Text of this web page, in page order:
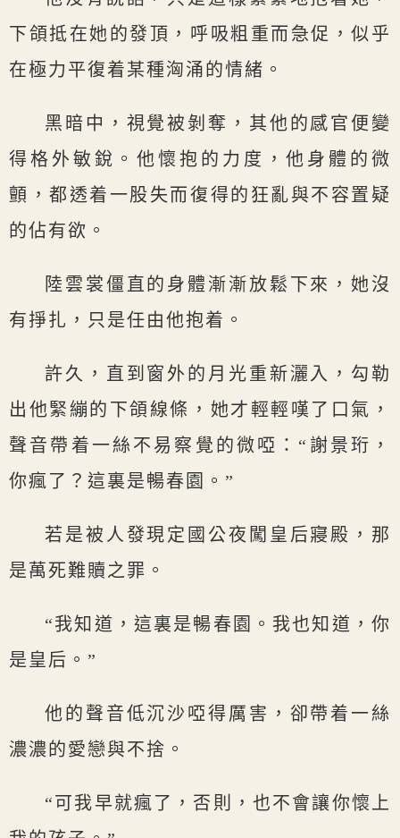
下頜抵在她的發頂，呼吸粗重而急促，似乎
在極力平復着某種洶涌的情緒。
黑暗中，視覺被剝奪，其他的感官便變
得格外敏銳。他懷抱的力度，他身體的微
顫，都透着一股失而復得的狂亂與不容置疑
的佔有欲。
陸雲裳僵直的身體漸漸放鬆下來，她沒
有掙扎，只是任由他抱着。
許久，直到窗外的月光重新灑入，勾勒
出他緊繃的下頜線條，她才輕輕嘆了口氣，
聲音帶着一絲不易察覺的微啞：“謝景珩，
你瘋了？這裏是暢春園。”
若是被人發現定國公夜闖皇后寢殿，那
是萬死難贖之罪。
“我知道，這裏是暢春園。我也知道，你
是皇后。”
他的聲音低沉沙啞得厲害，卻帶着一絲
濃濃的愛戀與不捨。
“可我早就瘋了，否則，也不會讓你懷上